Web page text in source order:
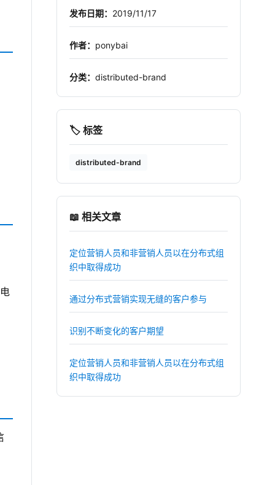
发布日期： 2019/11/17
作者： ponybai
分类： distributed-brand
🏷️ 标签
distributed-brand
📖 相关文章
定位营销人员和非营销人员以在分布式组
织中取得成功
通过分布式营销实现无缝的客户参与
识别不断变化的客户期望
定位营销人员和非营销人员以在分布式组
织中取得成功